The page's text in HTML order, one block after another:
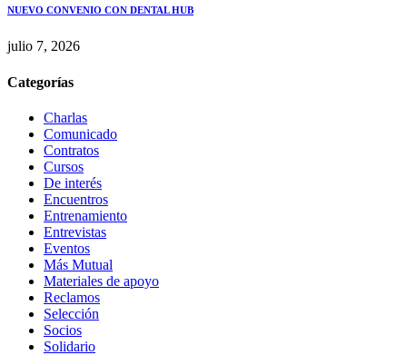
NUEVO CONVENIO CON DENTAL HUB
julio 7, 2026
Categorías
Charlas
Comunicado
Contratos
Cursos
De interés
Encuentros
Entrenamiento
Entrevistas
Eventos
Más Mutual
Materiales de apoyo
Reclamos
Selección
Socios
Solidario